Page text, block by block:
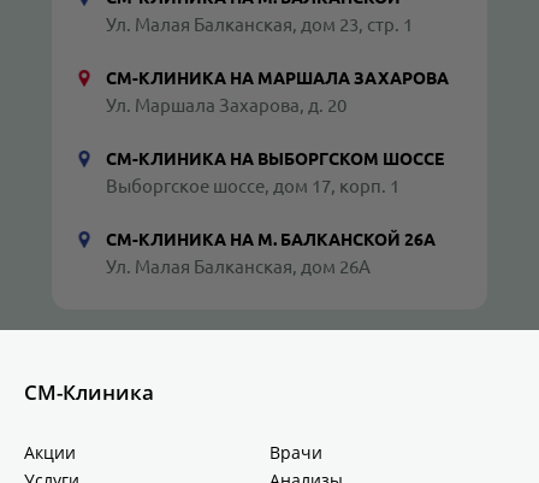
Ул. Малая Балканская, дом 23, стр. 1
СМ-КЛИНИКА НА МАРШАЛА ЗАХАРОВА
Ул. Маршала Захарова, д. 20
СМ-КЛИНИКА НА ВЫБОРГСКОМ ШОССЕ
Выборгское шоссе, дом 17, корп. 1
СМ-КЛИНИКА НА М. БАЛКАНСКОЙ 26А
Ул. Малая Балканская, дом 26А
СМ-Клиника
Акции
Врачи